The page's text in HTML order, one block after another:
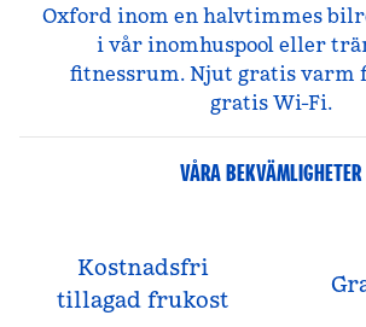
Oxford inom en halvtimmes
i vår inomhuspool eller
fitnessrum. Njut gratis varm
gratis Wi-Fi.
VÅRA BEKVÄMLIGHETER
Kostnadsfri
tillagad frukost